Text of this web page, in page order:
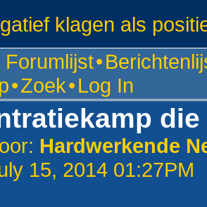
klagen als
Forumlijst•
•Zoek•Log In
die
Hardwerkende
15, 2014 01:27PM